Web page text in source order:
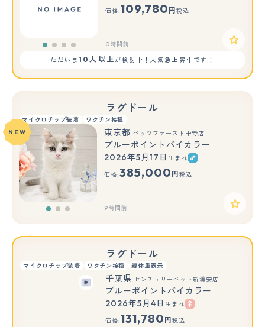
価格:109,780 円 税込
0時間前
ただいま10人以上が検討中！人気急上昇中です！
ラグドール
マイクロチップ装着 ワクチン接種
もっと見る
NEW 東京都 ペッツファースト中野店
ブルーポイントバイカラー
2026年5月17日 生まれ
価格:385,000 円 税込
9時間前
ラグドール
マイクロチップ装着 ワクチン接種 親体重表示
もっと見る
千葉県 センチュリーペット新浦安店
ブルーポイントバイカラー
2026年5月4日 生まれ
価格:131,780 円 税込